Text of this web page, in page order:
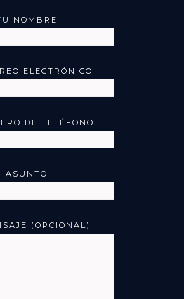
NOMBRE
ELECTRÓNICO
DE TELÉFONO
ASUNTO
(OPCIONAL)